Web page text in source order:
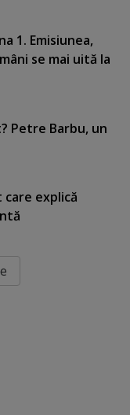
1. Emisiunea,
se mai uită la
Petre Barbu, un
care explică